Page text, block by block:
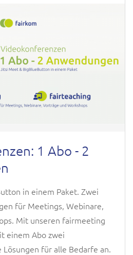
1 Abo - 2
in einem Paket. Zwei
für Meetings, Webinare,
Mit unseren fairmeeting
einem Abo zwei
für alle Bedarfe an.